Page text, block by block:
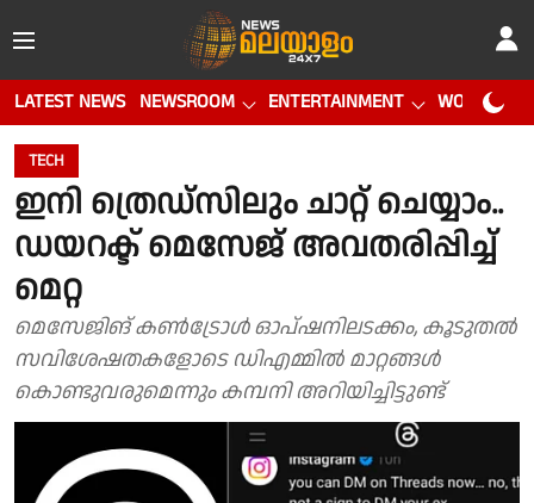
LATEST NEWS NEWSROOM ENTERTAINMENT WORLD CUP
TECH
ഇനി ത്രെഡ്‌സിലും ചാറ്റ് ചെയ്യാം..
ഡയറക്ട് മെസേജ് അവതരിപ്പിച്ച്
മെറ്റ
മെസേജിങ് കൺട്രോൾ ഓപ്ഷനിലടക്കം, കൂടുതൽ
സവിശേഷതകളോടെ ഡിഎമ്മിൽ മാറ്റങ്ങൾ
കൊണ്ടുവരുമെന്നും കമ്പനി അറിയിച്ചിട്ടുണ്ട്